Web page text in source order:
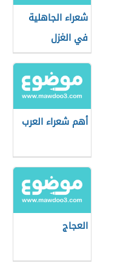
شعراء الجاهلية
في الغزل
أهم شعراء العرب
العجاج